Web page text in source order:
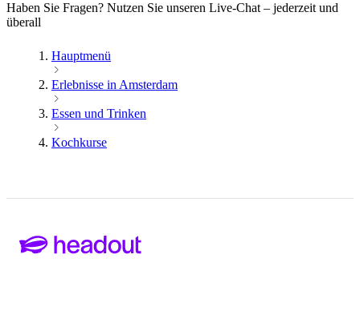
Haben Sie Fragen? Nutzen Sie unseren Live-Chat – jederzeit und
überall
Hauptmenü
Erlebnisse in Amsterdam
Essen und Trinken
Kochkurse